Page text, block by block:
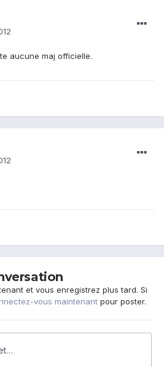
aucune maj officielle.
et vous enregistrez plus tard. Si
vous maintenant pour poster.